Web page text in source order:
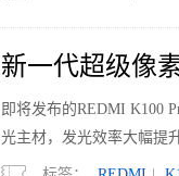
新一代超级像
即将发布的REDMI K100
光主材，发光效率大幅提